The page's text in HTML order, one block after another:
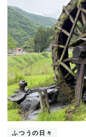
ふつうの日々